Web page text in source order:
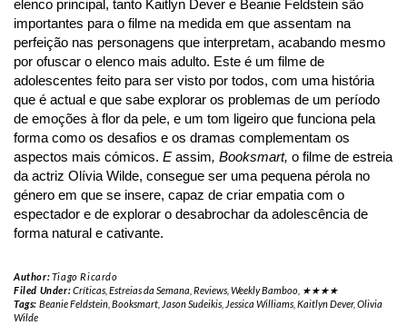
elenco principal, tanto Kaitlyn Dever e Beanie Feldstein são
importantes para o filme na medida em que assentam na
perfeição nas personagens que interpretam, acabando mesmo
por ofuscar o elenco mais adulto. Este é um filme de
adolescentes feito para ser visto por todos, com uma história
que é actual e que sabe explorar os problemas de um período
de emoções à flor da pele, e um tom ligeiro que funciona pela
forma como os desafios e os dramas complementam os
aspectos mais cómicos. E assim, Booksmart, o filme de estreia
da actriz Olívia Wilde, consegue ser uma pequena pérola no
género em que se insere, capaz de criar empatia com o
espectador e de explorar o desabrochar da adolescência de
forma natural e cativante.
Author:Tiago Ricardo
Filed Under:Críticas, Estreias da Semana Reviews, Weekly Bamboo, ★★★★
Tags: Beanie Feldstein, Booksmart, Jason Sudeikis, Jessica Williams, Kaitlyn Dever, Olivia
Wilde